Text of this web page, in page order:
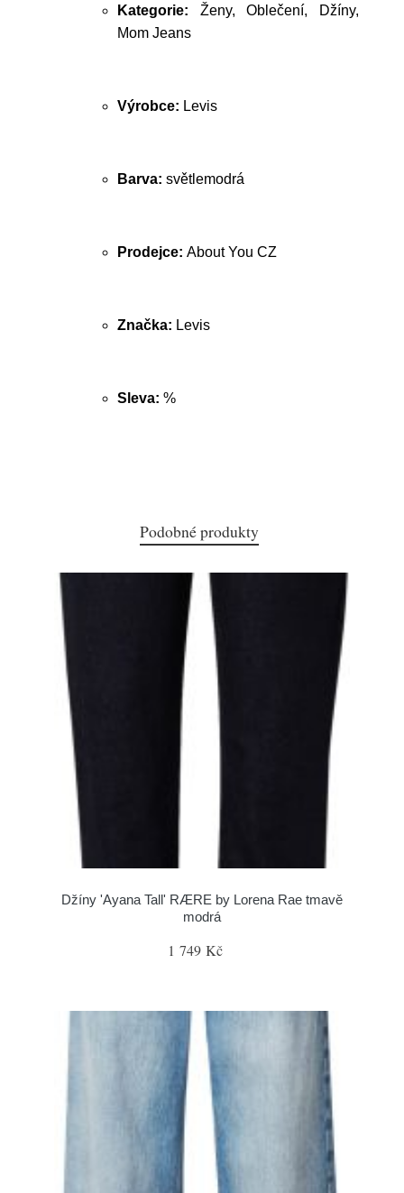
Kategorie: Ženy, Oblečení, Džíny,
Mom Jeans
Výrobce: Levis
Barva: světlemodrá
Prodejce: About You CZ
Značka: Levis
Sleva: %
Podobné produkty
Džíny 'Ayana Tall' RÆRE by Lorena Rae tmavě
modrá
1 749 Kč